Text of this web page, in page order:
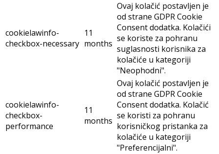
cookielawinfo-
checkbox-necessary
11
months
Ovaj kolačić postavljen je
od strane GDPR Cookie
Consent dodatka. Kolačići
se koriste za pohranu
suglasnosti korisnika za
kolačiće u kategoriji
"Neophodni".
cookielawinfo-
checkbox-
performance
11
months
Ovaj kolačić postavljen je
od strane GDPR Cookie
Consent dodatka. Kolačić
se koristi za pohranu
korisničkog pristanka za
kolačiće u kategoriji
"Preferencijalni".